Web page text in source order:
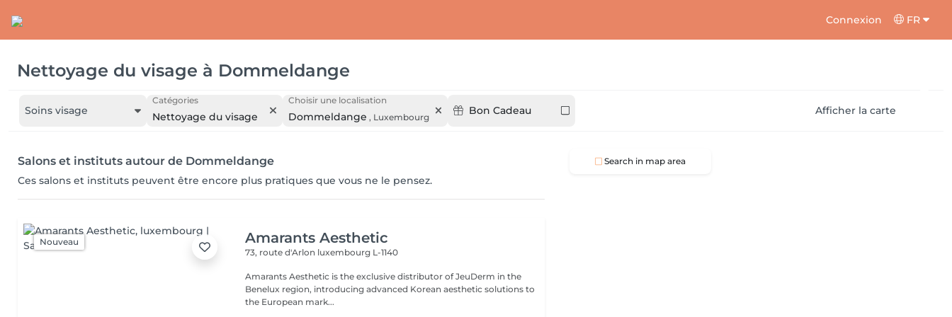
Connexion FR
Nettoyage du visage à Dommeldange
Soins visage
Catégories
Nettoyage du visage
Choisir une localisation
Dommeldange , Luxembourg
Bon Cadeau Afficher la carte
Salons et instituts autour de Dommeldange
Ces salons et instituts peuvent être encore plus pratiques que vous ne le pensez.
Nouveau Amarants Aesthetic
73, route d'Arlon luxembourg L-1140
Amarants Aesthetic is the exclusive distributor of JeuDerm in the
Benelux region, introducing advanced Korean aesthetic solutions to
the European mark...
Search in map area